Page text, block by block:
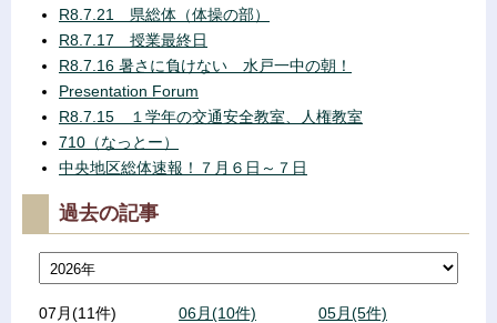
R8.7.21 県総体（体操の部）
R8.7.17 授業最終日
R8.7.16 暑さに負けない 水戸一中の朝！
Presentation Forum
R8.7.15 １学年の交通安全教室、人権教室
710（なっとー）
中央地区総体速報！７月６日～７日
過去の記事
07月(11件) 06月(10件)
05月(5件)